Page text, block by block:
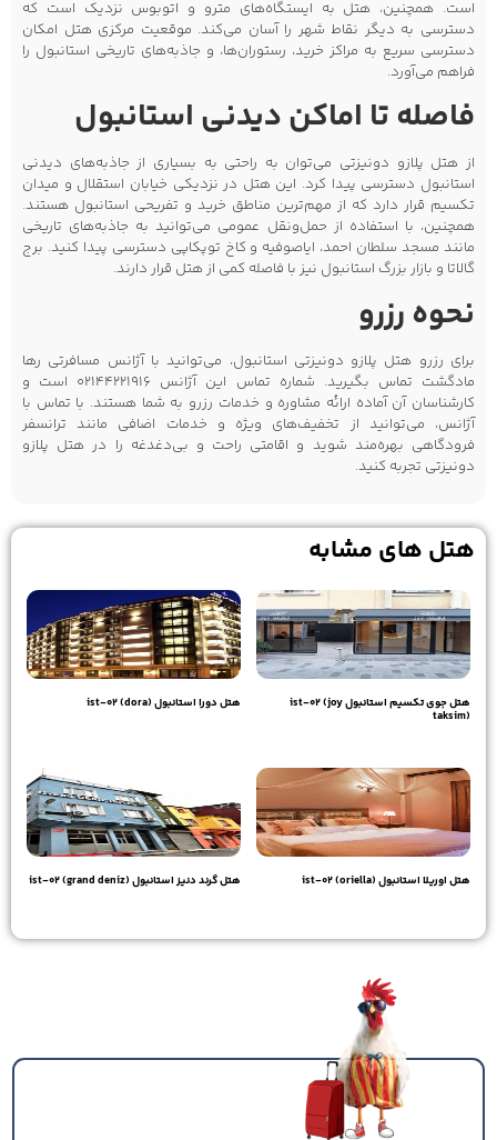
است. همچنین، هتل به ایستگاه‌های مترو و اتوبوس نزدیک است که
دسترسی به دیگر نقاط شهر را آسان می‌کند. موقعیت مرکزی هتل امکان
دسترسی سریع به مراکز خرید، رستوران‌ها، و جاذبه‌های تاریخی استانبول را
فراهم می‌آورد.
فاصله تا اماکن دیدنی استانبول
از هتل پلازو دونیزتی می‌توان به راحتی به بسیاری از جاذبه‌های دیدنی
استانبول دسترسی پیدا کرد. این هتل در نزدیکی خیابان استقلال و میدان
تکسیم قرار دارد که از مهم‌ترین مناطق خرید و تفریحی استانبول هستند.
همچنین، با استفاده از حمل‌ونقل عمومی می‌توانید به جاذبه‌های تاریخی
مانند مسجد سلطان احمد، ایاصوفیه و کاخ توپکاپی دسترسی پیدا کنید. برج
گالاتا و بازار بزرگ استانبول نیز با فاصله کمی از هتل قرار دارند.
نحوه رزرو
برای رزرو هتل پلازو دونیزتی استانبول، می‌توانید با آژانس مسافرتی رها
مادگشت تماس بگیرید. شماره تماس این آژانس 02144221916 است و
کارشناسان آن آماده ارائه مشاوره و خدمات رزرو به شما هستند. با تماس با
آژانس، می‌توانید از تخفیف‌های ویژه و خدمات اضافی مانند ترانسفر
فرودگاهی بهره‌مند شوید و اقامتی راحت و بی‌دغدغه را در هتل پلازو
دونیزتی تجربه کنید.
هتل های مشابه
هتل جوی تکسیم استانبول ist-02 (joy
taksim)
هتل دورا استانبول ist-02 (dora)
هتل اوریلا استانبول ist-02 (oriella)
هتل گرند دنیز استانبول ist-02 (grand deniz)